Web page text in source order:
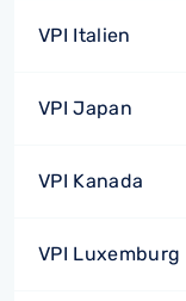
VPI Italien
VPI Japan
VPI Kanada
VPI Luxemburg